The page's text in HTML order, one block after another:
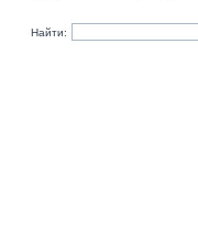
Найти: